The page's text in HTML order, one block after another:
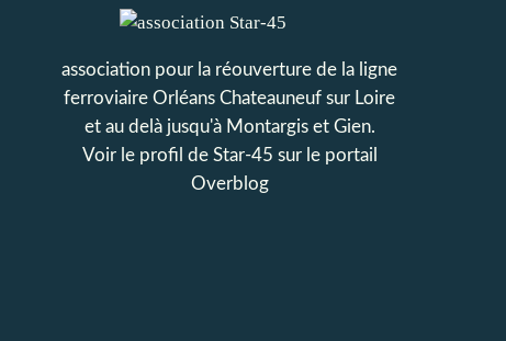
association pour la réouverture de la ligne
ferroviaire Orléans Chateauneuf sur Loire
et au delà jusqu'à Montargis et Gien.
Voir le profil de Star-45 sur le portail
Overblog